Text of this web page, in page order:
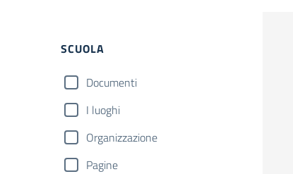
Filtri
SCUOLA
Documenti
I luoghi
Organizzazione
Pagine